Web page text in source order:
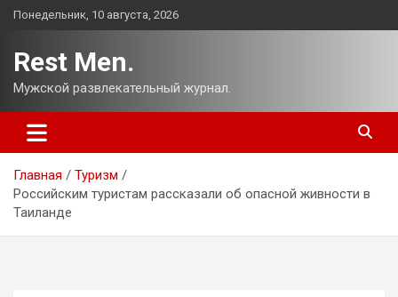
Перейти
Понедельник, 10 августа, 2026
Rest Men.
Мужской развлекательный журнал.
Главная
Туризм
Российским туристам рассказали об опасной живности в
Таиланде